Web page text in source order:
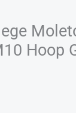
Hoop